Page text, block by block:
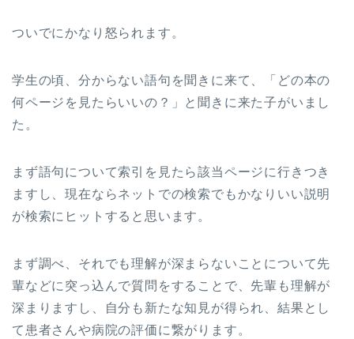
ついでにかなり怒られます。
学生の頃、分からない語句を聞きに来て、「どの本の
何ページを見たらいいの？」と聞きに来た子がいまし
た。
まず語句について索引を見たら該当ページに行きつき
ますし、現在ならネットでの検索でもかなりいい説明
が検索にヒットすると思います。
まず調べ、それでも理解が深まらないことについて先
輩などに突っ込んで質問をすることで、先輩も理解が
深まりますし、自分も新たな知見が得られ、結果とし
て患者さんや病院の評価に繋がります。